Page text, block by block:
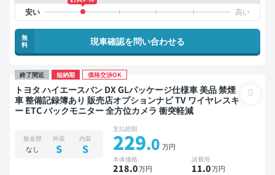
無
料
現車確認を問い合わせる
終了間近 短納期 価格交渉OK
トヨタ ハイエースバン DX GLパッケージ仕様車 美品 禁煙
車 整備記録簿あり 販売店オプションナビ TV ワイヤレスキ
ー ETC バックモニター 全方位カメラ 衝突軽減
板金歴
なし
外装
S
内装
S
支払総額
229.0 万円
本体価格
218.0万円
諸費用
11.0万円